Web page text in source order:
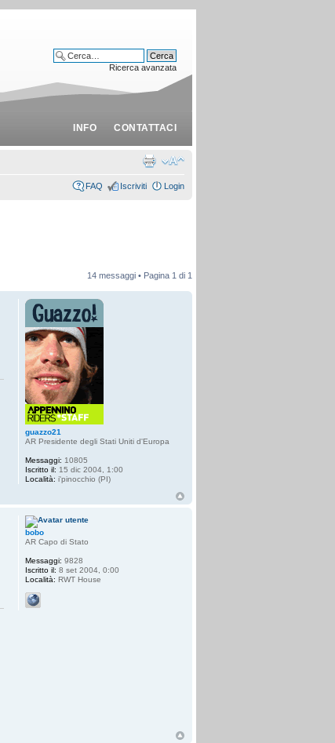
INFO CONTATTACI
Ricerca avanzata
FAQ Iscriviti Login
14 messaggi • Pagina 1 di 1
guazzo21
AR Presidente degli Stati Uniti d'Europa
Messaggi: 10805
Iscritto il: 15 dic 2004, 1:00
Località: i'pinocchio (PI)
bobo
AR Capo di Stato
Messaggi: 9828
Iscritto il: 8 set 2004, 0:00
Località: RWT House